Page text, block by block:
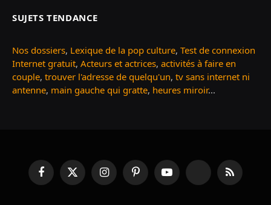
SUJETS TENDANCE
Nos dossiers, Lexique de la pop culture, Test de connexion
Internet gratuit, Acteurs et actrices, activités à faire en
couple, trouver l'adresse de quelqu'un, tv sans internet ni
antenne, main gauche qui gratte, heures miroir...
FacebookX
(Twitter)
InstagramPinterestYouTube TikTok RSS